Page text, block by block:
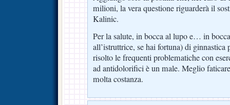
milioni, la vera questione riguarderà il
Kalinic.
Per la salute, in bocca al lupo e… in
all’istruttrice, se hai fortuna) di
risolto le frequenti problematiche con
ad antidolorifici è un male. Meglio
molta costanza.